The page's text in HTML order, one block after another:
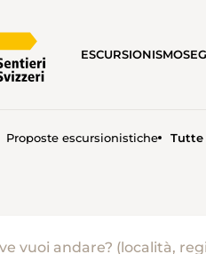
ESCURSIONISMO
Proposte escursionistiche Tutte